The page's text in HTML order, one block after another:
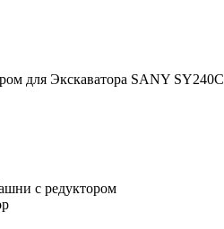
для Экскаватора SANY SY240C
с редуктором